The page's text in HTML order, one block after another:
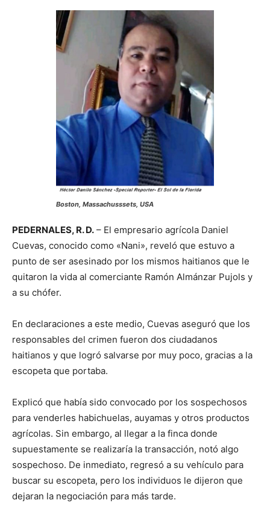
Boston, Massachusssets, USA
PEDERNALES, R. D. – El empresario agrícola Daniel
Cuevas, conocido como «Nani», reveló que estuvo a
punto de ser asesinado por los mismos haitianos que le
quitaron la vida al comerciante Ramón Almánzar Pujols y
a su chófer.
En declaraciones a este medio, Cuevas aseguró que los
responsables del crimen fueron dos ciudadanos
haitianos y que logró salvarse por muy poco, gracias a la
escopeta que portaba.
Explicó que había sido convocado por los sospechosos
para venderles habichuelas, auyamas y otros productos
agrícolas. Sin embargo, al llegar a la finca donde
supuestamente se realizaría la transacción, notó algo
sospechoso. De inmediato, regresó a su vehículo para
buscar su escopeta, pero los individuos le dijeron que
dejaran la negociación para más tarde.